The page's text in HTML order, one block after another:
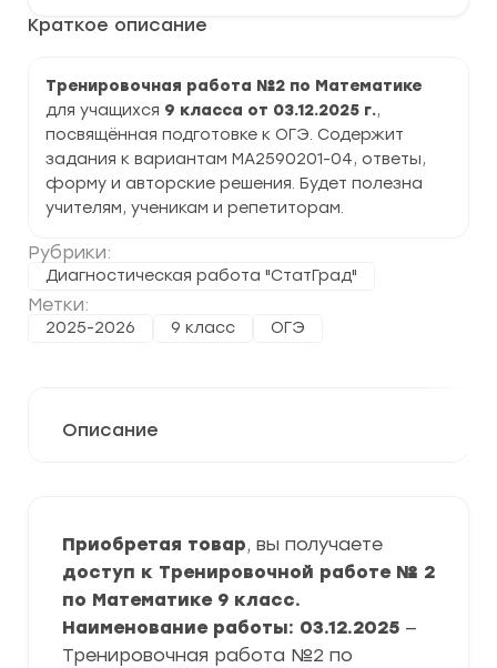
Краткое описание
Тренировочная работа №2 по Математике
для учащихся 9 класса от 03.12.2025 г.,
посвящённая подготовке к ОГЭ. Содержит
задания к вариантам МА2590201-04, ответы,
форму и авторские решения. Будет полезна
учителям, ученикам и репетиторам.
Рубрики:
Диагностическая работа "СтатГрад"
Метки:
2025-2026 9 класс ОГЭ
Математике
(МА2590201-
04)
задания
и
ответы
Описание
Приобретая товар, вы получаете
доступ к Тренировочной работе № 2
по Математике 9 класс.
Наименование работы: 03.12.2025 —
Тренировочная работа №2 по